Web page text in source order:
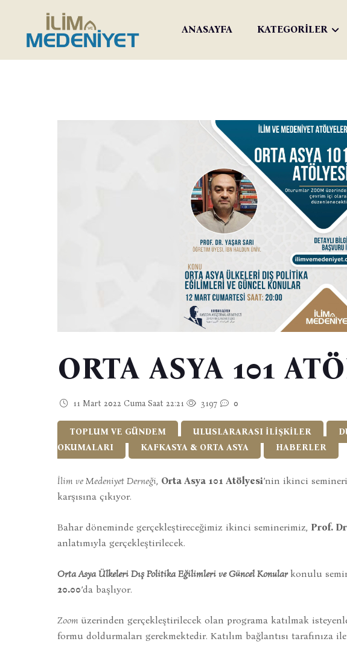
ANASAYFA KATEGORİLER
ORTA ASYA 101
11 Mart 2022 Cuma Saat 22:21 3197 0
TOPLUM VE GÜNDEM ULUSLARARASI İLİŞKİLER
OKUMALARI
KAFKASYA & ORTA ASYA HABERLER
İlim ve Medeniyet Derneği, Orta Asya 101 Atölyesi’nin ikinci
karşısına çıkıyor.
Bahar döneminde gerçekleştireceğimiz ikinci seminerimiz, Prof.
anlatımıyla gerçekleştirilecek.
Orta Asya Ülkeleri Dış Politika Eğilimleri ve Güncel Konularkonulu
20.00’da başlıyor.
Zoom üzerinden gerçekleştirilecek olan programa katılmak
formu doldurmaları gerekmektedir. Katılım bağlantısı tarafınıza